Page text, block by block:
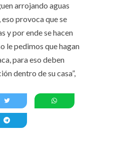
arrojando aguas
provoca que se
y por ende se hacen
le pedimos que hagan
para eso deben
dentro de su casa”,